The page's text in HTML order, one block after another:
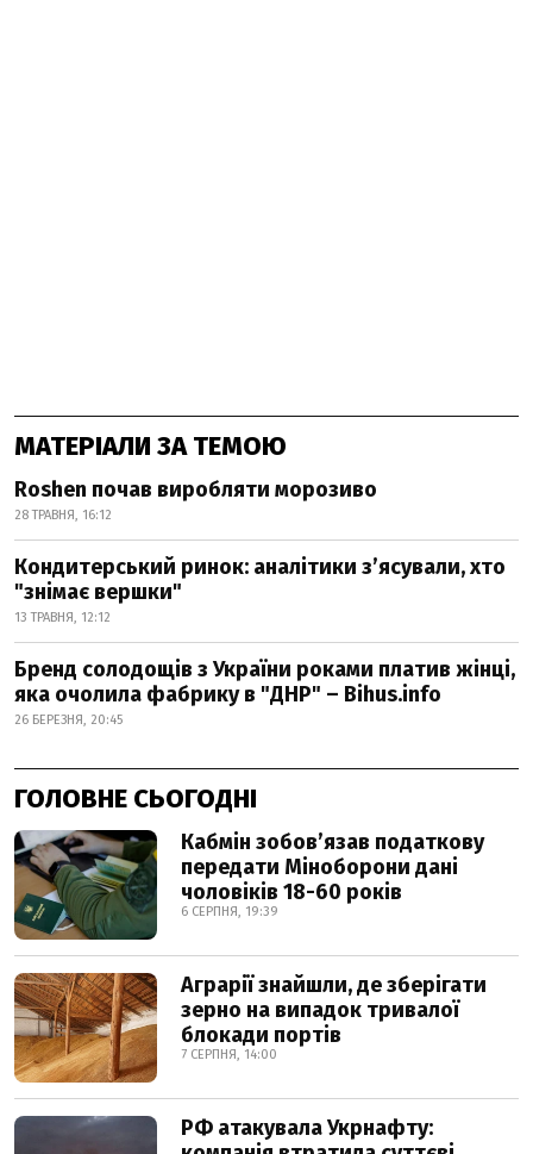
МАТЕРІАЛИ ЗА ТЕМОЮ
Roshen почав виробляти морозиво
28 ТРАВНЯ, 16:12
Кондитерський ринок: аналітики з’ясували, хто
"знімає вершки"
13 ТРАВНЯ, 12:12
Бренд солодощів з України роками платив жінці,
яка очолила фабрику в "ДНР" – Bihus.info
26 БЕРЕЗНЯ, 20:45
ГОЛОВНЕ СЬОГОДНІ
Кабмін зобовʼязав податкову
передати Міноборони дані
чоловіків 18-60 років
6 СЕРПНЯ, 19:39
Аграрії знайшли, де зберігати
зерно на випадок тривалої
блокади портів
7 СЕРПНЯ, 14:00
РФ атакувала Укрнафту: